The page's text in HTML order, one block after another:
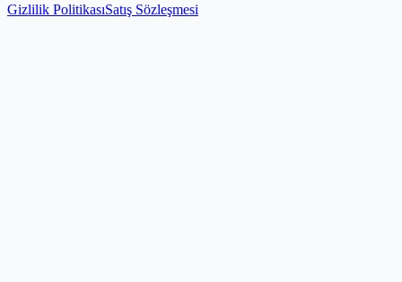
Gizlilik PolitikasıSatış Sözleşmesi